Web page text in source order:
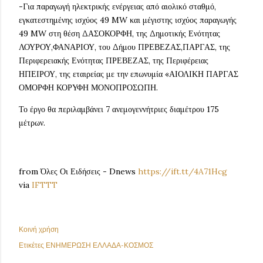
-Για παραγωγή ηλεκτρικής ενέργειας από αιολικό σταθμό,
εγκατεστημένης ισχύος 49 MW και μέγιστης ισχύος παραγωγής
49 MW στη θέση ΔΑΣΟΚΟΡΦΗ, της Δημοτικής Ενότητας
ΛΟΥΡΟΥ,ΦΑΝΑΡΙΟΥ, του Δήμου ΠΡΕΒΕΖΑΣ,ΠΑΡΓΑΣ, της
Περιφερειακής Ενότητας ΠΡΕΒΕΖΑΣ, της Περιφέρειας
ΗΠΕΙΡΟΥ, της εταιρείας με την επωνυμία «ΑΙΟΛΙΚΗ ΠΑΡΓΑΣ
ΟΜΟΡΦΗ ΚΟΡΥΦΗ ΜΟΝΟΠΡΟΣΩΠΗ.
Το έργο θα περιλαμβάνει 7 ανεμογεννήτριες διαμέτρου 175
μέτρων.
from Όλες Οι Ειδήσεις - Dnews https://ift.tt/4A71Hcg
via IFTTT
Κοινή χρήση
Ετικέτες ΕΝΗΜΕΡΩΣΗ ΕΛΛΑΔΑ-ΚΟΣΜΟΣ